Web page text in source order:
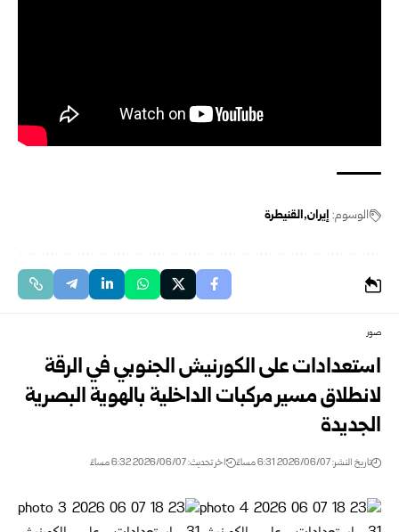
الوسوم: إيران القنيطرة
صور
استعدادات على الكورنيش الجنوبي في الرقة
لانطلاق مسير مركبات الداخلية بالهوية البصرية
الجديدة
تاريخ النشر: 2026/06/07 6:31 مساءً اخر تحديث: 2026/06/07 6:32 مساءً